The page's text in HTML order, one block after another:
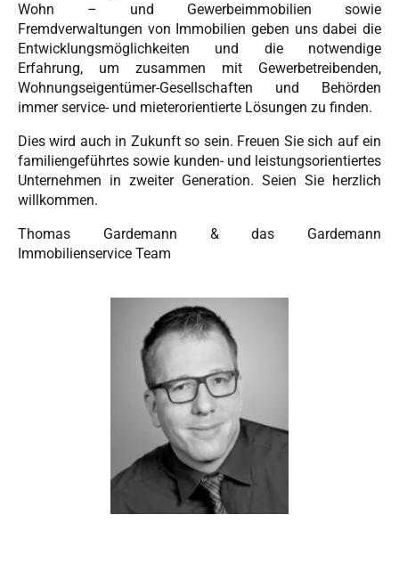
Wohn – und Gewerbeimmobilien sowie
Fremdverwaltungen von Immobilien geben uns dabei die
Entwicklungsmöglichkeiten und die notwendige
Erfahrung, um zusammen mit Gewerbetreibenden,
Wohnungseigentümer-Gesellschaften und Behörden
immer service- und mieterorientierte Lösungen zu finden.
Dies wird auch in Zukunft so sein. Freuen Sie sich auf ein
familiengeführtes sowie kunden- und leistungsorientiertes
Unternehmen in zweiter Generation. Seien Sie herzlich
willkommen.
Thomas Gardemann & das Gardemann
Immobilienservice Team